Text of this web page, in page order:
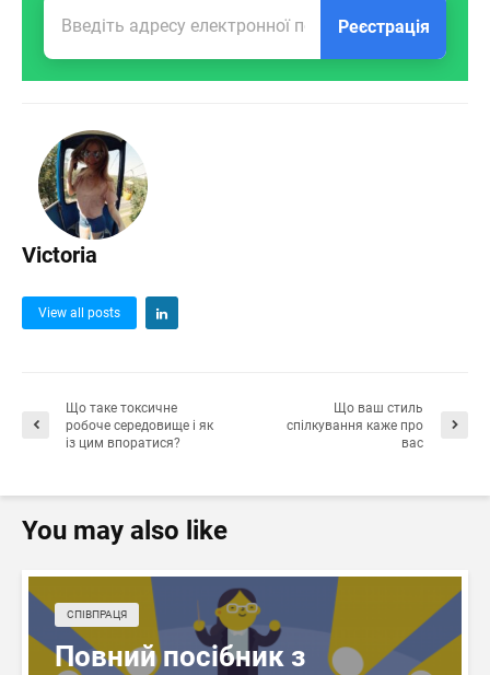
Реєстрація
Victoria
View all posts
Що таке токсичне
робоче середовище і як
із цим впоратися?
Що ваш стиль
спілкування каже про
вас
You may also like
СПІВПРАЦЯ
Повний посібник з